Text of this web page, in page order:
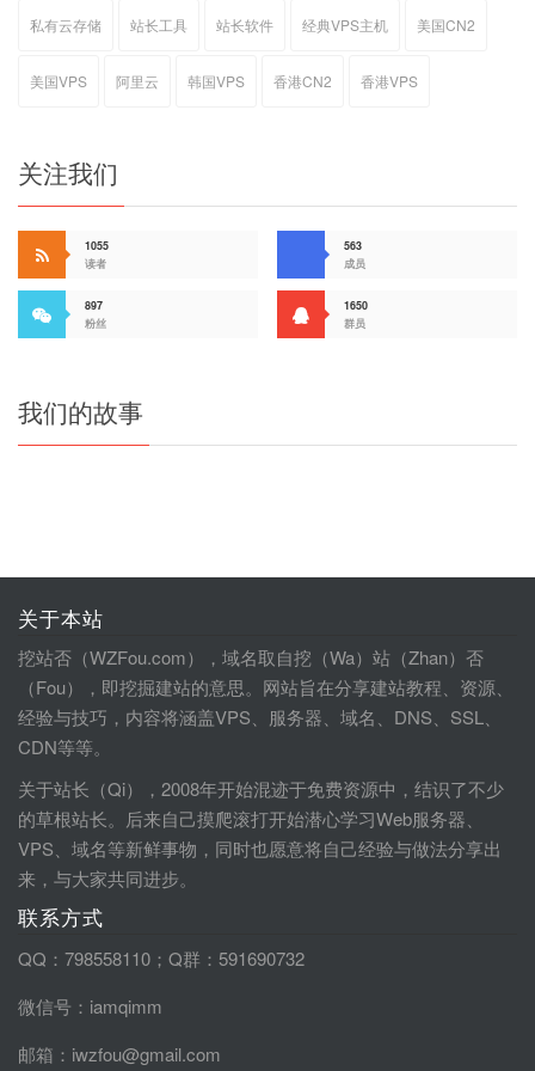
私有云存储 站长工具 站长软件 经典VPS主机 美国CN2
美国VPS 阿里云 韩国VPS 香港CN2 香港VPS
关注我们
1055
读者
563
成员
897
粉丝
1650
群员
我们的故事
关于本站
挖站否（WZFou.com），域名取自挖（Wa）站（Zhan）否
（Fou），即挖掘建站的意思。网站旨在分享建站教程、资源、
经验与技巧，内容将涵盖VPS、服务器、域名、DNS、SSL、
CDN等等。
关于站长（Qi），2008年开始混迹于免费资源中，结识了不少
的草根站长。后来自己摸爬滚打开始潜心学习Web服务器、
VPS、域名等新鲜事物，同时也愿意将自己经验与做法分享出
来，与大家共同进步。
联系方式
QQ：798558110；Q群：591690732
微信号：iamqimm
邮箱：iwzfou@gmail.com